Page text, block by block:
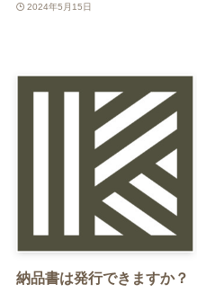
2024年5月15日
納品書は発行できますか？